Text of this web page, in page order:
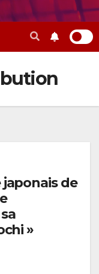
japonais de
»